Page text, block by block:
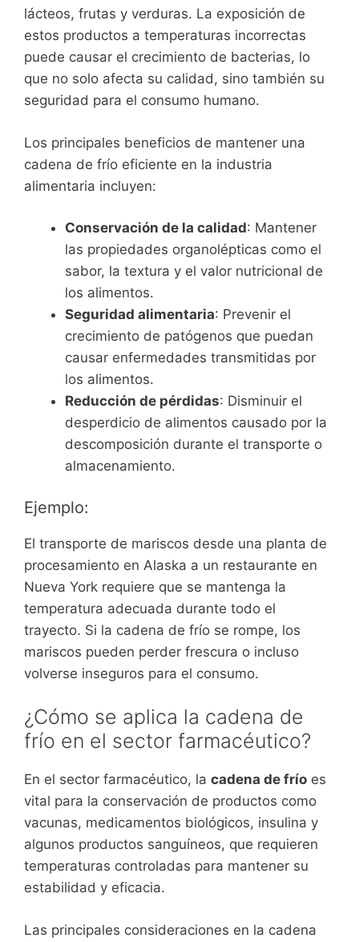
lácteos, frutas y verduras. La exposición de
estos productos a temperaturas incorrectas
puede causar el crecimiento de bacterias, lo
que no solo afecta su calidad, sino también su
seguridad para el consumo humano.
Los principales beneficios de mantener una
cadena de frío eficiente en la industria
alimentaria incluyen:
Conservación de la calidad: Mantener
las propiedades organolépticas como el
sabor, la textura y el valor nutricional de
los alimentos.
Seguridad alimentaria: Prevenir el
crecimiento de patógenos que puedan
causar enfermedades transmitidas por
los alimentos.
Reducción de pérdidas: Disminuir el
desperdicio de alimentos causado por la
descomposición durante el transporte o
almacenamiento.
Ejemplo:
El transporte de mariscos desde una planta de
procesamiento en Alaska a un restaurante en
Nueva York requiere que se mantenga la
temperatura adecuada durante todo el
trayecto. Si la cadena de frío se rompe, los
mariscos pueden perder frescura o incluso
volverse inseguros para el consumo.
¿Cómo se aplica la cadena de
frío en el sector farmacéutico?
En el sector farmacéutico, la cadena de frío es
vital para la conservación de productos como
vacunas, medicamentos biológicos, insulina y
algunos productos sanguíneos, que requieren
temperaturas controladas para mantener su
estabilidad y eficacia.
Las principales consideraciones en la cadena